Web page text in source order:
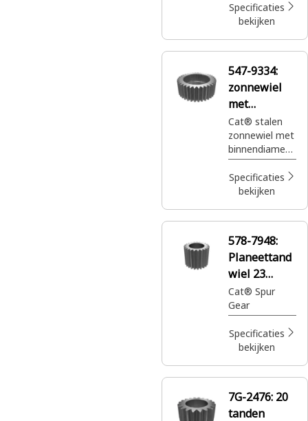
Specificaties
bekijken
547-9334:
zonnewiel
met
binnendiam
eter van
250,5 mm
Cat® stalen
zonnewiel met
binnendiamete
r van 250,5
mm
Specificaties
bekijken
578-7948:
Planeettand
wiel 23
tanden
Cat® Spur
Gear
Specificaties
bekijken
7G-2476: 20
tanden